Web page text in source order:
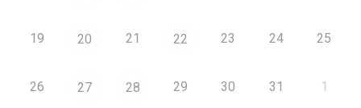
19 20 21 22 23 24 25
26 27 28 29 30 31 1